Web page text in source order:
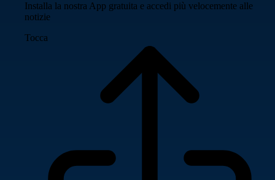
Installa la nostra App gratuita e accedi più velocemente alle
notizie
Tocca